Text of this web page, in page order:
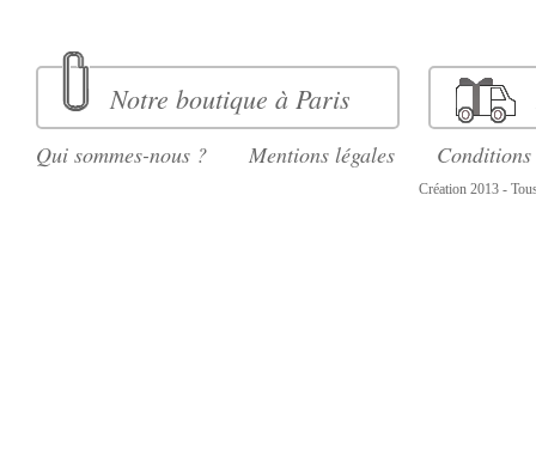
Notre boutique à Paris
Qui sommes-nous ? Mentions légales Conditions
Création 2013 -